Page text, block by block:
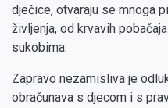
dječice, otvaraju se mnoga
življenja, od krvavih
sukobima.
Zapravo nezamisliva je
obračunava s djecom i s